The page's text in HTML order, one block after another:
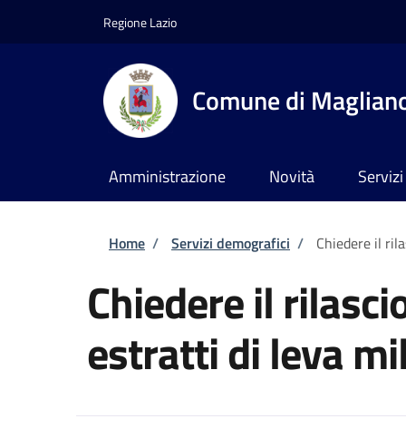
Regione Lazio
Comune di
Amministrazione Novità Servizi
Briciole di pane
Home / Servizi demografici / Chiedere il
Chiedere il
estratti di leva